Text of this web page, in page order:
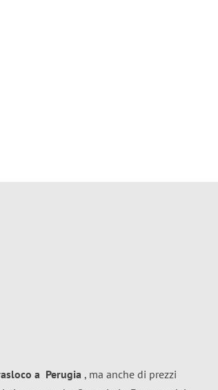
a Perugia , ma anche di prezzi